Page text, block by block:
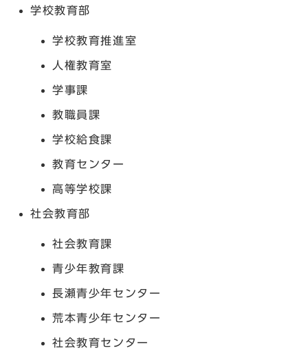
学校教育部
学校教育推進室
人権教育室
学事課
教職員課
学校給食課
教育センター
高等学校課
社会教育部
社会教育課
青少年教育課
長瀬青少年センター
荒本青少年センター
社会教育センター